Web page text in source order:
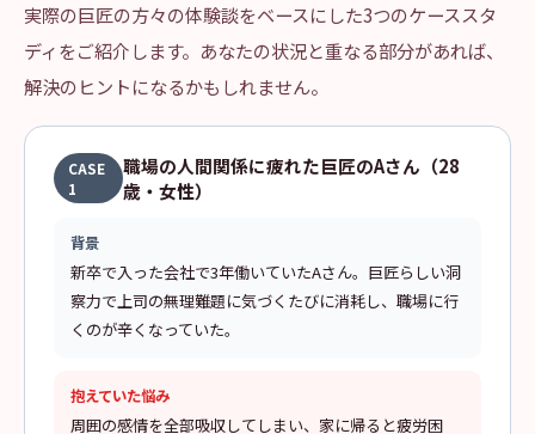
実際の巨匠の方々の体験談をベースにした3つのケーススタ
ディをご紹介します。あなたの状況と重なる部分があれば、
解決のヒントになるかもしれません。
CASE
1
職場の人間関係に疲れた巨匠のAさん（28
歳・女性）
背景
新卒で入った会社で3年働いていたAさん。巨匠らしい洞
察力で上司の無理難題に気づくたびに消耗し、職場に行
くのが辛くなっていた。
抱えていた悩み
周囲の感情を全部吸収してしまい、家に帰ると疲労困